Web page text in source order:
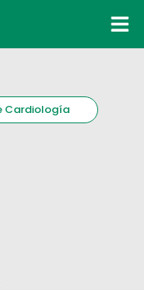
Cardiología